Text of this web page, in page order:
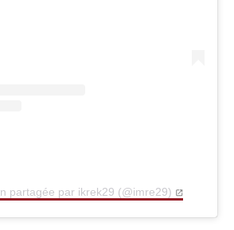
partagée par ikrek29 (@imre29)